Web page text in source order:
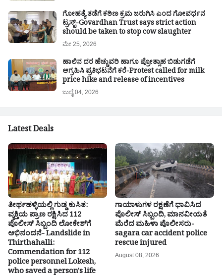
ಗೋಹತ್ಯೆ ತಡೆಗೆ ಕಠಿಣ ಕ್ರಮ ಜರುಗಿಸಿ ಎಂದ ಗೋವರ್ಧನ
ಟ್ರಸ್ಟ್-Govardhan Trust says strict action
should be taken to stop cow slaughter
ಮೇ 25, 2026
ಹಾಲಿನ ದರ ಹೆಚ್ಚುವರಿ ಹಾಗೂ ಪ್ರೋತ್ಸಾಹ ಬಿಡುಗಡೆಗೆ
ಆಗ್ರಹಿಸಿ ಪ್ರತಿಭಟನೆಗೆ ಕರೆ-Protest called for milk
price hike and release of incentives
ಜುಲೈ 04, 2026
Latest Deals
ತೀರ್ಥಹಳ್ಳಿಯಲ್ಲಿ ಗುಡ್ಡ ಕುಸಿತ:
ವ್ಯಕ್ತಿಯ ಪ್ರಾಣ ರಕ್ಷಿಸಿದ 112
ಪೊಲೀಸ್ ಸಿಬ್ಬಂದಿ ಲೋಕೇಶ್‌ಗೆ
ಅಭಿನಂದನೆ- Landslide in
Thirthahalli:
Commendation for 112
police personnel Lokesh,
who saved a person's life
ಗಾಯಾಳುಗಳ ರಕ್ಷಣೆಗೆ ಧಾವಿಸಿದ
ಪೊಲೀಸ್ ಸಿಬ್ಬಂದಿ, ಮಾನವೀಯತೆ
ಮೆರೆದ ಮಹಿಳಾ ಪೊಲೀಸರು-
sagara car accident police
rescue injured
August 08, 2026